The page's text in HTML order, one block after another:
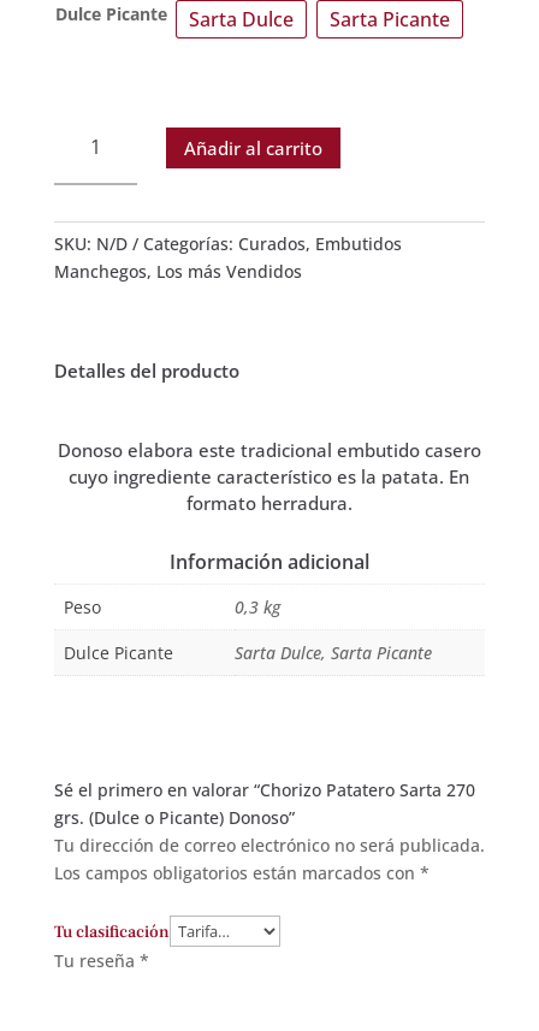
Dulce Picante Sarta Dulce Sarta Picante
Patatero
Sarta
grs.
(Dulce
cantidad
Añadir al carrito
SKU: N/D Categorías: Curados, Embutidos
Manchegos, Los más Vendidos
Detalles del producto
Donoso elabora este tradicional embutido casero
cuyo ingrediente característico es la patata. En
formato herradura.
Información adicional
Peso
0,3 kg
Dulce Picante
Sarta Dulce, Sarta Picante
Sé el primero en valorar “Chorizo Patatero Sarta 270
grs. (Dulce o Picante) Donoso”
Tu dirección de correo electrónico no será publicada.
Los campos obligatorios están marcados con *
Tu clasificación
Tu reseña *